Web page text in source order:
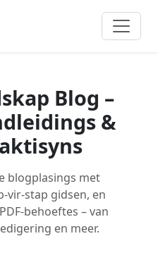
Blog –
&
blogplasings met
vir-stap gidsen, en
behoeftes – van
en meer.